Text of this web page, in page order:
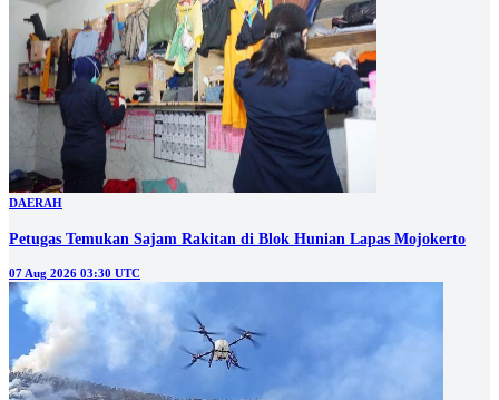
DAERAH
Petugas Temukan Sajam Rakitan di Blok Hunian Lapas Mojokerto
07 Aug 2026 03:30 UTC